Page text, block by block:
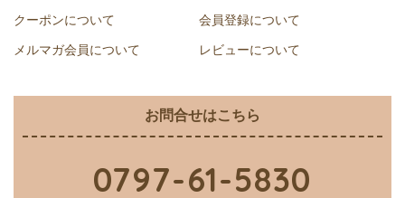
クーポンについて 会員登録について
メルマガ会員について レビューについて
お問合せはこちら
0797-61-5830